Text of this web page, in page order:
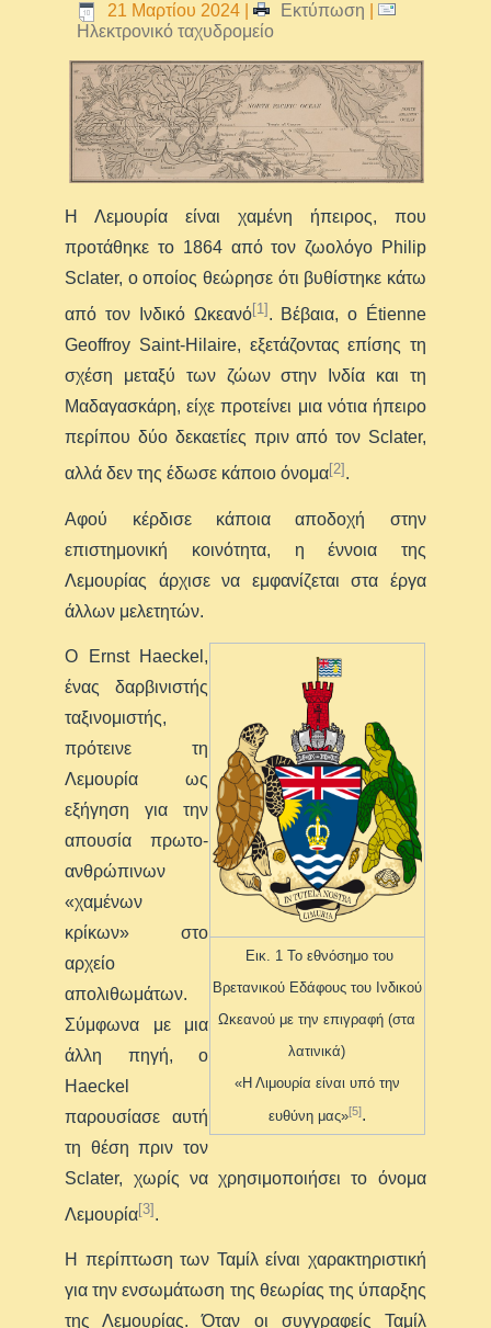
21 Μαρτίου 2024 | Εκτύπωση
Ηλεκτρονικό ταχυδρομείο
Η Λεμουρία είναι χαμένη ήπειρος, που
προτάθηκε το 1864 από τον ζωολόγο Philip
Sclater, ο οποίος θεώρησε ότι βυθίστηκε κάτω
από τον Ινδικό Ωκεανό[1] . Βέβαια, ο Étienne
Geoffroy Saint-Hilaire, εξετάζοντας επίσης τη
σχέση μεταξύ των ζώων στην Ινδία και τη
Μαδαγασκάρη, είχε προτείνει μια νότια ήπειρο
περίπου δύο δεκαετίες πριν από τον Sclater,
αλλά δεν της έδωσε κάποιο όνομα[2].
Αφού κέρδισε κάποια αποδοχή στην
επιστημονική κοινότητα, η έννοια της
Λεμουρίας άρχισε να εμφανίζεται στα έργα
άλλων μελετητών.
Εικ. 1 Το εθνόσημο του
Βρετανικού Εδάφους του Ινδικού
Ωκεανού με την επιγραφή (στα
λατινικά)
«Η Λιμουρία είναι υπό την
ευθύνη μας»[5].
Ο Ernst Haeckel,
ένας δαρβινιστής
ταξινομιστής,
πρότεινε τη
Λεμουρία ως
εξήγηση για την
απουσία πρωτο-
ανθρώπινων
«χαμένων
κρίκων» στο
αρχείο
απολιθωμάτων.
Σύμφωνα με μια
άλλη πηγή, ο
Haeckel
παρουσίασε αυτή
τη θέση πριν τον
Sclater, χωρίς να χρησιμοποιήσει το όνομα
Λεμουρία[3].
Η περίπτωση των Ταμίλ είναι χαρακτηριστική
για την ενσωμάτωση της θεωρίας της ύπαρξης
της Λεμουρίας. Όταν οι συγγραφείς Ταμίλ